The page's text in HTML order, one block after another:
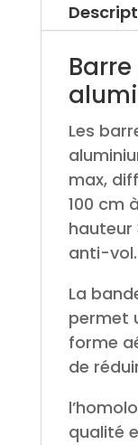
Les
max,
100 cm
hauteur
anti-vol.
La
permet
forme
de
qualité